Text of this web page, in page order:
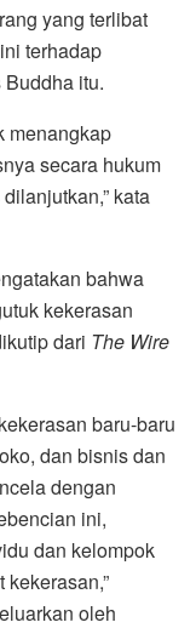
yang terlibat
terhadap
itu.
menangkap
secara hukum
kata
bahwa
kekerasan
dari The Wire
baru-baru
dan bisnis dan
dengan
ini,
dan kelompok
oleh